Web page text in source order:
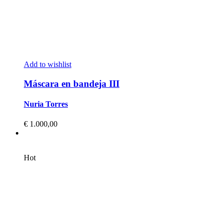
Add to wishlist
Máscara en bandeja III
Nuria Torres
€ 1.000,00
Hot